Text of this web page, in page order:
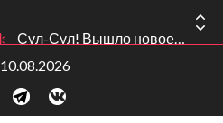
Сул-Сул! Вышло новое обновлении версии игры: 1.119.96.1030 (ПК)! 1.119.96.1230 (Mac)! 2.22 (ИП)!
10.08.2026